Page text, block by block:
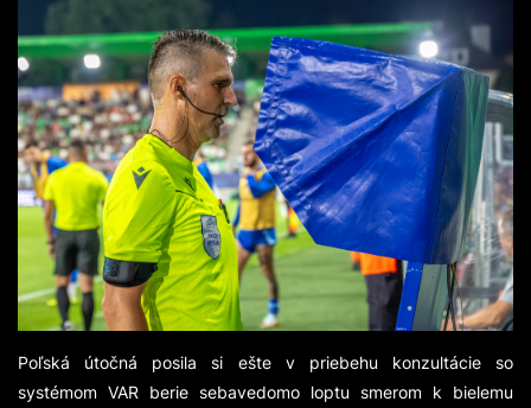
Poľská útočná posila si ešte v priebehu konzultácie so
systémom VAR berie sebavedomo loptu smerom k bielemu